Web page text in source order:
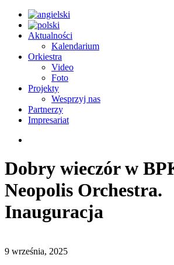
Aktualności
Kalendarium
Orkiestra
Video
Foto
Projekty
Wesprzyj nas
Partnerzy
Impresariat
Dobry wieczór w
Neopolis Orchestra.
Inauguracja
9 września, 2025